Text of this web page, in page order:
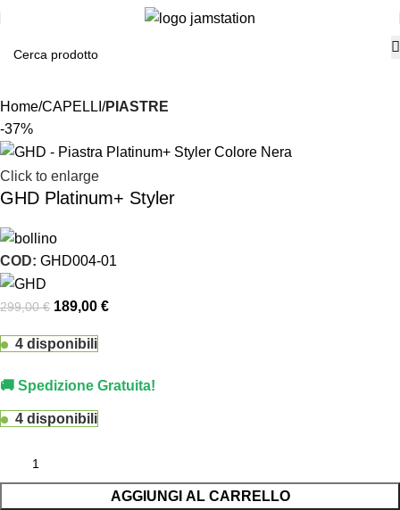
Home CAPELLI PIASTRE
-37%
Click to enlarge
GHD Platinum+ Styler
COD: GHD004-01
299,00€ 189,00 €
4 disponibili
🚚 Spedizione Gratuita!
4 disponibili
AGGIUNGI AL CARRELLO